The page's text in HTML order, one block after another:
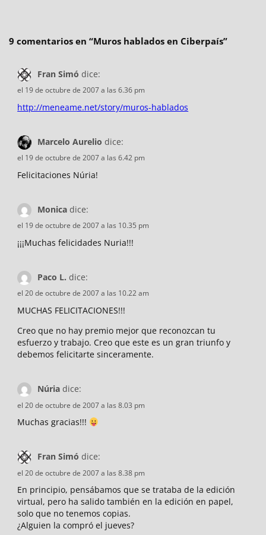
9 comentarios en “Muros hablados en Ciberpaís”
Fran Simó dice:
el 19 de octubre de 2007 a las 6.36 pm
http://meneame.net/story/muros-hablados
Marcelo Aurelio dice:
el 19 de octubre de 2007 a las 6.42 pm
Felicitaciones Núria!
Monica dice:
el 19 de octubre de 2007 a las 10.35 pm
¡¡¡Muchas felicidades Nuria!!!
Paco L. dice:
el 20 de octubre de 2007 a las 10.22 am
MUCHAS FELICITACIONES!!!
Creo que no hay premio mejor que reconozcan tu
esfuerzo y trabajo. Creo que este es un gran triunfo y
debemos felicitarte sinceramente.
Núria dice:
el 20 de octubre de 2007 a las 8.03 pm
Muchas gracias!!!
Fran Simó dice:
el 20 de octubre de 2007 a las 8.38 pm
En principio, pensábamos que se trataba de la edición
virtual, pero ha salido también en la edición en papel,
solo que no tenemos copias.
¿Alguien la compró el jueves?